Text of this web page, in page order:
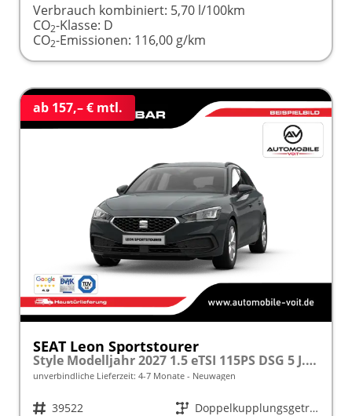
Verbrauch kombiniert: 5,70 l/100km
CO2-Klasse: D
CO2-Emissionen: 116,00 g/km
ab 157,– € mtl.
SEAT Leon Sportstourer
Style Modelljahr 2027 1.5 eTSI 115PS DSG 5 J. Garantie, 16" Alu, Climatronic, Parksensoren, Media System PLUS 10,4"/Bluetooth, Tempomat, Full Digital Cockpit, LED-Scheinwerfer, Reserverad, Verkehrszeichenerkennung
unverbindliche Lieferzeit: 4-7 Monate Neuwagen
Fahrzeugnr. 39522 Getriebe
Doppelkupplungsgetriebe (DSG)